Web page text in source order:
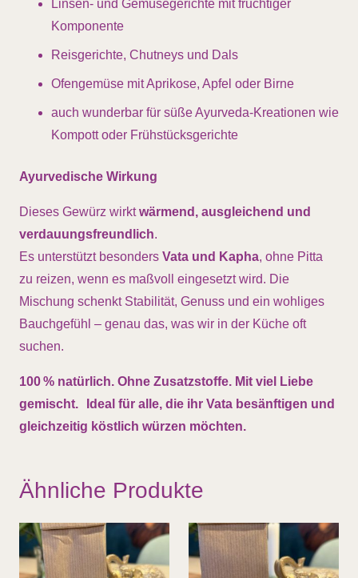
Linsen- und Gemüsegerichte mit fruchtiger
Komponente
Reisgerichte, Chutneys und Dals
Ofengemüse mit Aprikose, Apfel oder Birne
auch wunderbar für süße Ayurveda-Kreationen wie
Kompott oder Frühstücksgerichte
Ayurvedische Wirkung
Dieses Gewürz wirktwärmend, ausgleichend und
verdauungsfreundlich.
Es unterstützt besonders Vata und Kapha, ohne Pitta
zu reizen, wenn es maßvoll eingesetzt wird. Die
Mischung schenkt Stabilität, Genuss und ein wohliges
Bauchgefühl – genau das, was wir in der Küche oft
suchen.
100 % natürlich. Ohne Zusatzstoffe. Mit viel Liebe
gemischt. Ideal für alle, die ihr Vata besänftigen und
gleichzeitig köstlich würzen möchten.
Ähnliche Produkte